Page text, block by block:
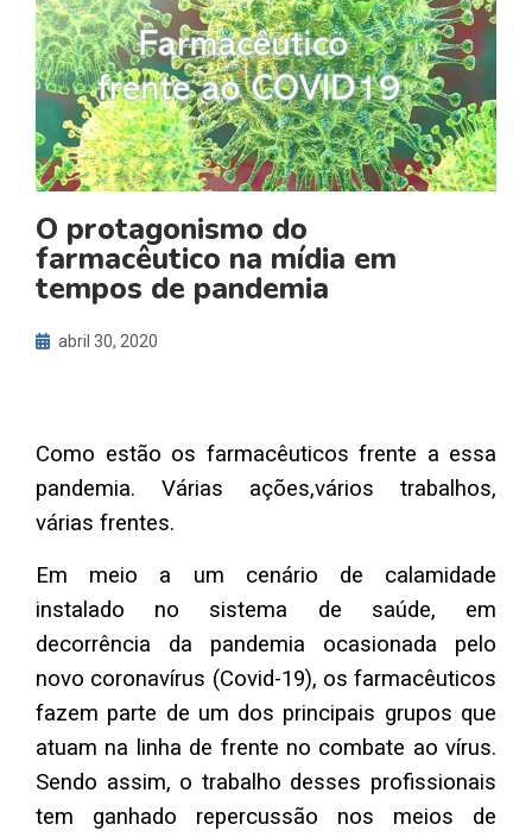
O protagonismo do
farmacêutico na mídia em
tempos de pandemia
abril 30, 2020
Como estão os farmacêuticos frente a essa
pandemia. Várias ações,vários trabalhos,
várias frentes.
Em meio a um cenário de calamidade
instalado no sistema de saúde, em
decorrência da pandemia ocasionada pelo
novo coronavírus (Covid-19), os farmacêuticos
fazem parte de um dos principais grupos que
atuam na linha de frente no combate ao vírus.
Sendo assim, o trabalho desses profissionais
tem ganhado repercussão nos meios de